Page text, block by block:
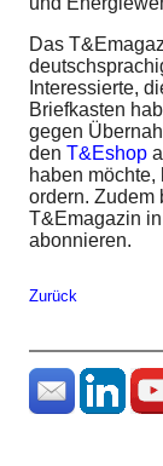
Das
Interessierte,
Briefkasten
gegen
den T&Eshop
haben
ordern. Zudem
T&Emagazin
abonnieren.
Zurück